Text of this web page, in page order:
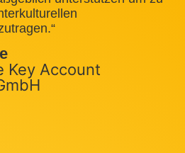
Key Account